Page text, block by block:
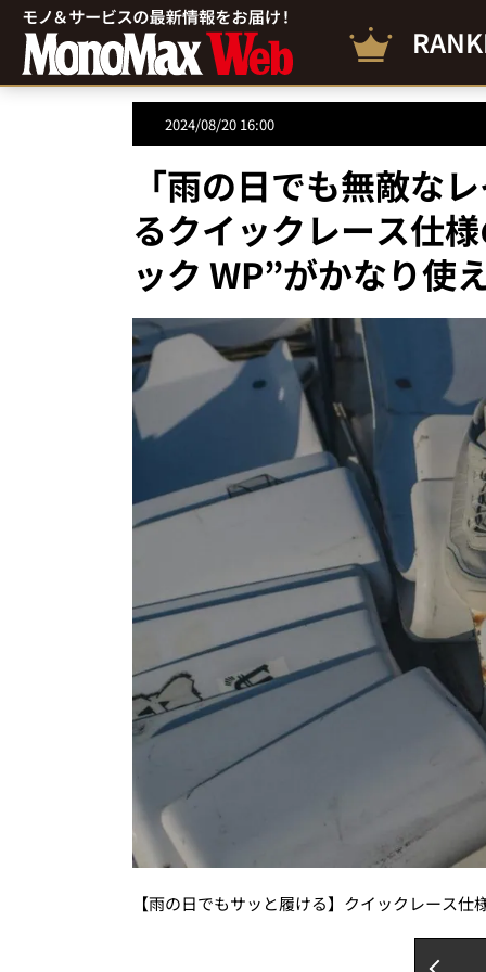
2024/08/20 16:00
「雨の日でも無敵な
るクイックレース仕
ック WP”がかなり使
【雨の日でもサッと履ける】クイックレース